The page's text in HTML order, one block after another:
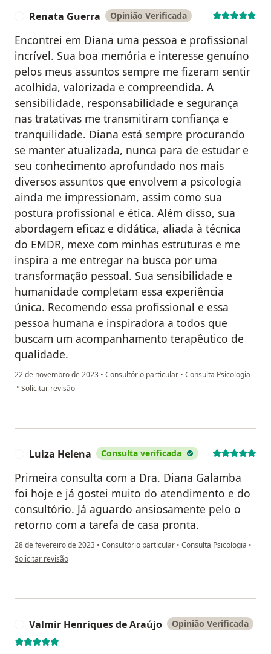
Renata Guerra Opinião Verificada
Encontrei em Diana uma pessoa e profissional
incrível. Sua boa memória e interesse genuíno
pelos meus assuntos sempre me fizeram sentir
acolhida, valorizada e compreendida. A
sensibilidade, responsabilidade e segurança
nas tratativas me transmitiram confiança e
tranquilidade. Diana está sempre procurando
se manter atualizada, nunca para de estudar e
seu conhecimento aprofundado nos mais
diversos assuntos que envolvem a psicologia
ainda me impressionam, assim como sua
postura profissional e ética. Além disso, sua
abordagem eficaz e didática, aliada à técnica
do EMDR, mexe com minhas estruturas e me
inspira a me entregar na busca por uma
transformação pessoal. Sua sensibilidade e
humanidade completam essa experiência
única. Recomendo essa profissional e essa
pessoa humana e inspiradora a todos que
buscam um acompanhamento terapêutico de
qualidade.
22 de novembro de 2023 • Consultório particular • Consulta Psicologia
• na opinião do utilizador Renata Guerra
Solicitar revisão
Luiza Helena Consulta verificada
Primeira consulta com a Dra. Diana Galamba
foi hoje e já gostei muito do atendimento e do
consultório. Já aguardo ansiosamente pelo o
retorno com a tarefa de casa pronta.
28 de fevereiro de 2023 • Consultório particular • Consulta Psicologia •
na opinião do utilizador Luiza Helena
Solicitar revisão
Valmir Henriques de Araújo Opinião Verificada